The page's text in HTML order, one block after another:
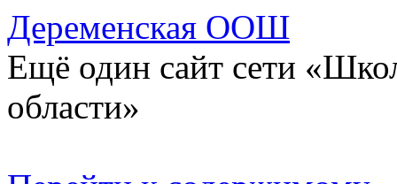
Деременская ООШ
Ещё один сайт сети
области»